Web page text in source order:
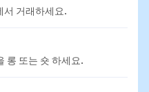
서 거래하세요.
롱 또는 숏 하세요.